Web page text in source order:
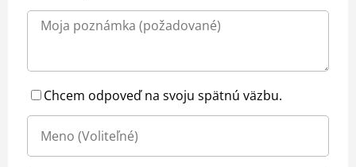
Chcem odpoveď na svoju spätnú väzbu.